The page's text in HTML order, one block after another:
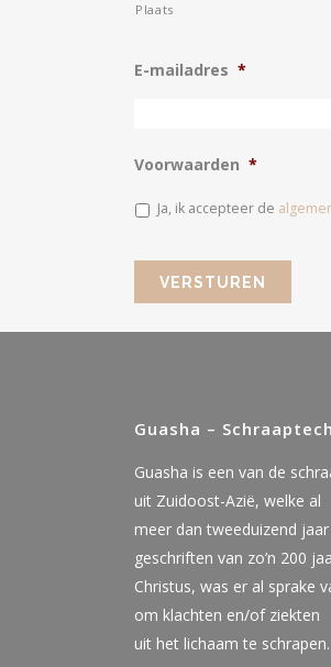
Plaats
E-mailadres *
Voorwaarden *
Ja, ik accepteer de
Guasha –
Guasha is een van de
uit Zuidoost-Azië, welke al
meer dan tweeduizend
geschriften van zo’n 200
Christus, was er al sprake
om klachten en/of ziekten
uit het lichaam te schrapen.